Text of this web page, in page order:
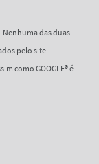
Nenhuma das duas
pelo site.
como GOOGLE® é